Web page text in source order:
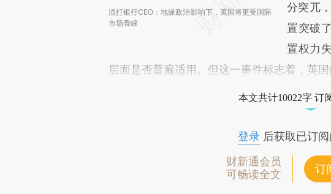
渣打银行CEO：地缘政治影响下，英国将更受国际
市场青睐
分突兀
置突破
置权力
层面是否普遍适用。但这一事件标志着，英国
本文共计10022字 订
登录后获取已订阅
财新通会员
可畅读全文
订